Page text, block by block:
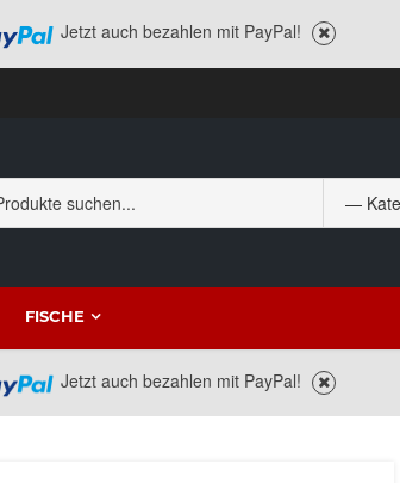
Jetzt auch bezahlen mit PayPal!
FISCHE
Jetzt auch bezahlen mit PayPal!